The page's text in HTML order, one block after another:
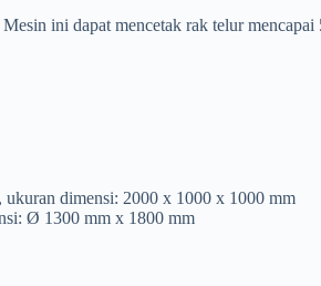
ini dapat mencetak rak telur
ukuran dimensi: 2000 x 1000 x 1000 mm
Ø 1300 mm x 1800 mm